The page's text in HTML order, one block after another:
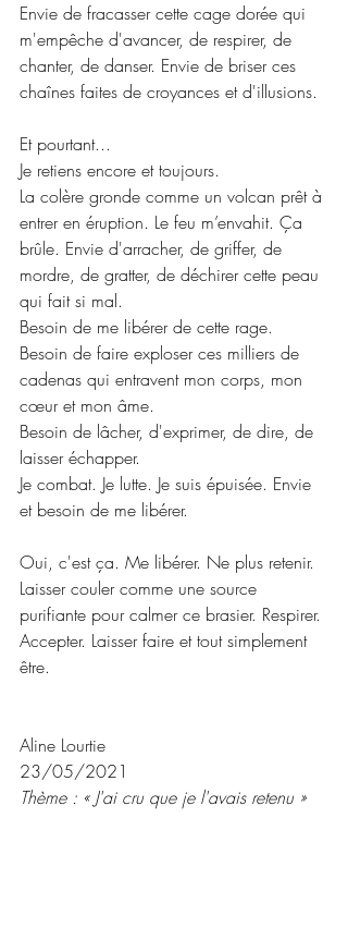
Envie de fracasser cette cage dorée qui
m'empêche d'avancer, de respirer, de
chanter, de danser. Envie de briser ces
chaînes faites de croyances et d'illusions.
Et pourtant...
Je retiens encore et toujours.
La colère gronde comme un volcan prêt à
entrer en éruption. Le feu m’envahit. Ça
brûle. Envie d'arracher, de griffer, de
mordre, de gratter, de déchirer cette peau
qui fait si mal.
Besoin de me libérer de cette rage.
Besoin de faire exploser ces milliers de
cadenas qui entravent mon corps, mon
cœur et mon âme.
Besoin de lâcher, d'exprimer, de dire, de
laisser échapper.
Je combat. Je lutte. Je suis épuisée. Envie
et besoin de me libérer.
Oui, c'est ça. Me libérer. Ne plus retenir.
Laisser couler comme une source
purifiante pour calmer ce brasier. Respirer.
Accepter. Laisser faire et tout simplement
être.
Aline Lourtie
23/05/2021
Thème : « J'ai cru que je l'avais retenu »